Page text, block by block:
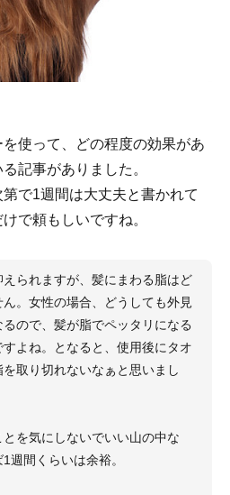
使って、どの程度の効果があ
記事がありました。
で1週間は大丈夫と書かれて
で頼もしいですね。
られますが、髪にまわる脂はど
。女性の場合、どうしても外見
ので、髪が脂でペッタリになる
よね。となると、使用後にタオ
取り切れないなぁと思いまし
を気にしないでいい山の中な
週間くらいは余裕。